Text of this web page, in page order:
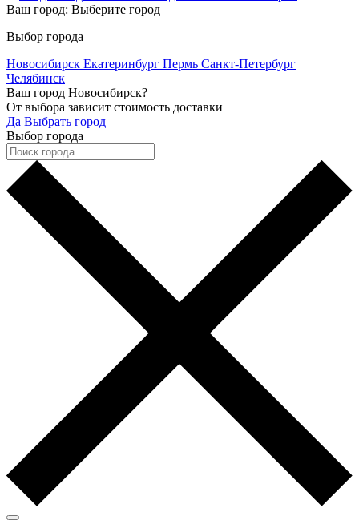
Ваш город: Выберите город
Выбор города
Новосибирск Екатеринбург Пермь Санкт-Петербург
Челябинск
Ваш город Новосибирск?
От выбора зависит стоимость доставки
Да Выбрать город
Выбор города